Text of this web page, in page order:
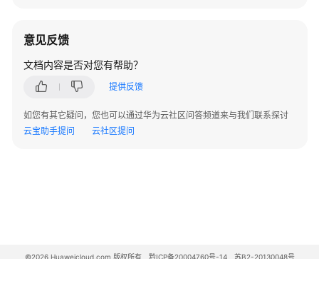
意见反馈
文档内容是否对您有帮助？
提供反馈
如您有其它疑问，您也可以通过华为云社区问答频道来与我们联系探讨
云宝助手提问
云社区提问
©2026 Huaweicloud.com 版权所有 黔ICP备20004760号-14
苏B2-20130048号